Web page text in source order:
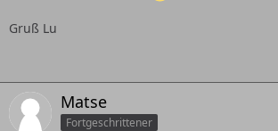
Gruß Lu
Matse
Fortgeschrittener